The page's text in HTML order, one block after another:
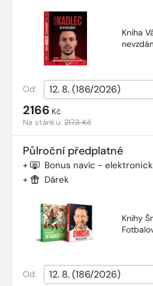
Kniha
Od:
2166 Kč
Na stánku:2173 Kč
Půlroční předplatné
+ Bonus navíc -
+ Dárek
Knihy
Od: